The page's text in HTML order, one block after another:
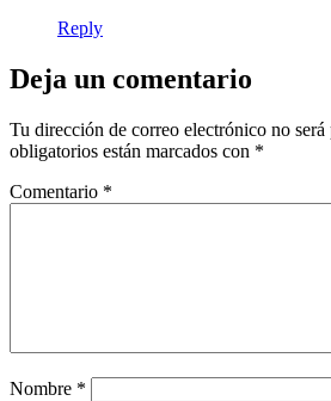
Reply
Deja un comentario
Tu dirección de correo electrónico no será
obligatorios están marcados con *
Comentario *
Nombre *